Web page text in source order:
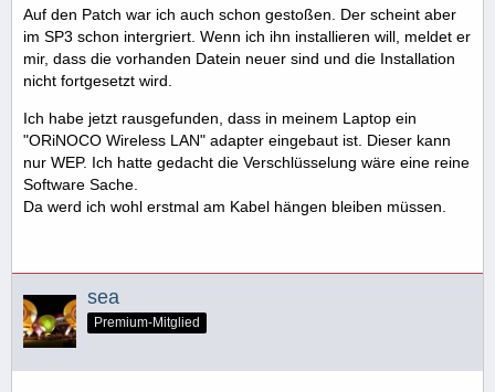
Auf den Patch war ich auch schon gestoßen. Der scheint aber
im SP3 schon intergriert. Wenn ich ihn installieren will, meldet er
mir, dass die vorhanden Datein neuer sind und die Installation
nicht fortgesetzt wird.
Ich habe jetzt rausgefunden, dass in meinem Laptop ein
"ORiNOCO Wireless LAN" adapter eingebaut ist. Dieser kann
nur WEP. Ich hatte gedacht die Verschlüsselung wäre eine reine
Software Sache.
Da werd ich wohl erstmal am Kabel hängen bleiben müssen.
sea
Premium-Mitglied